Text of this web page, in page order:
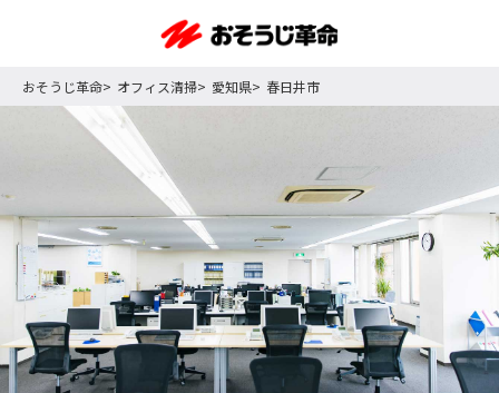
おそうじ革命 オフィス清掃 愛知県 春日井市